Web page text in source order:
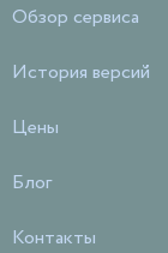
Обзор сервиса
История версий
Цены
Блог
Контакты